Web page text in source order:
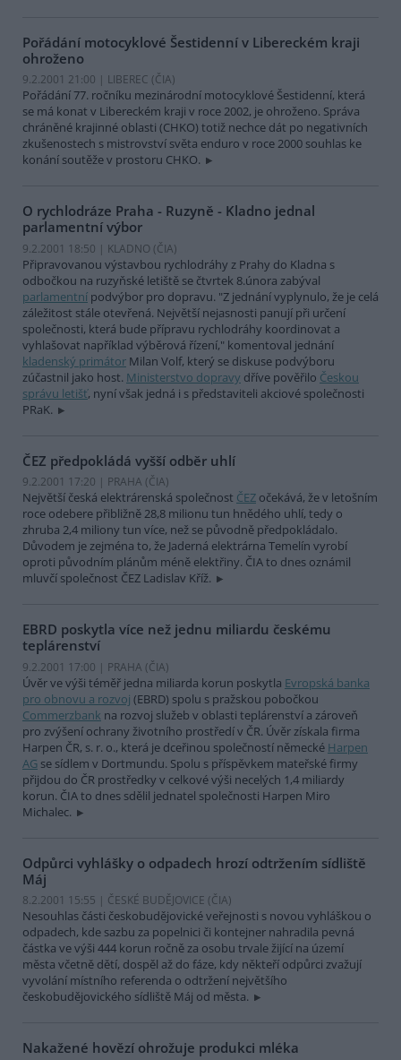
Pořádání motocyklové Šestidenní v Libereckém kraji
ohroženo
9.2.2001 21:00 | LIBEREC (ČIA)
Pořádání 77. ročníku mezinárodní motocyklové Šestidenní, která
se má konat v Libereckém kraji v roce 2002, je ohroženo. Správa
chráněné krajinné oblasti (CHKO) totiž nechce dát po negativních
zkušenostech s mistrovství světa enduro v roce 2000 souhlas ke
konání soutěže v prostoru CHKO.
O rychlodráze Praha - Ruzyně - Kladno jednal
parlamentní výbor
9.2.2001 18:50 | KLADNO (ČIA)
Připravovanou výstavbou rychlodráhy z Prahy do Kladna s
odbočkou na ruzyňské letiště se čtvrtek 8.února zabýval
parlamentní podvýbor pro dopravu. "Z jednání vyplynulo, že je celá
záležitost stále otevřená. Největší nejasnosti panují při určení
společnosti, která bude přípravu rychlodráhy koordinovat a
vyhlašovat například výběrová řízení," komentoval jednání
kladenský primátor Milan Volf, který se diskuse podvýboru
zúčastnil jako host. Ministerstvo dopravy dříve pověřilo Českou
správu letišť, nyní však jedná i s představiteli akciové společnosti
PRaK.
ČEZ předpokládá vyšší odběr uhlí
9.2.2001 17:20 | PRAHA (ČIA)
Největší česká elektrárenská společnost ČEZ očekává, že v letošním
roce odebere přibližně 28,8 milionu tun hnědého uhlí, tedy o
zhruba 2,4 miliony tun více, než se původně předpokládalo.
Důvodem je zejména to, že Jaderná elektrárna Temelín vyrobí
oproti původním plánům méně elektřiny. ČIA to dnes oznámil
mluvčí společnost ČEZ Ladislav Kříž.
EBRD poskytla více než jednu miliardu českému
teplárenství
9.2.2001 17:00 | PRAHA (ČIA)
Úvěr ve výši téměř jedna miliarda korun poskytla Evropská banka
pro obnovu a rozvoj (EBRD) spolu s pražskou pobočkou
Commerzbank na rozvoj služeb v oblasti teplárenství a zároveň
pro zvýšení ochrany životního prostředí v ČR. Úvěr získala firma
Harpen ČR, s. r. o., která je dceřinou společností německé Harpen
AG se sídlem v Dortmundu. Spolu s příspěvkem mateřské firmy
přijdou do ČR prostředky v celkové výši necelých 1,4 miliardy
korun. ČIA to dnes sdělil jednatel společnosti Harpen Miro
Michalec.
Odpůrci vyhlášky o odpadech hrozí odtržením sídliště
Máj
8.2.2001 15:55 | ČESKÉ BUDĚJOVICE (ČIA)
Nesouhlas části českobudějovické veřejnosti s novou vyhláškou o
odpadech, kde sazbu za popelnici či kontejner nahradila pevná
částka ve výši 444 korun ročně za osobu trvale žijící na území
města včetně dětí, dospěl až do fáze, kdy někteří odpůrci zvažují
vyvolání místního referenda o odtržení největšího
českobudějovického sídliště Máj od města.
Nakažené hovězí ohrožuje produkci mléka